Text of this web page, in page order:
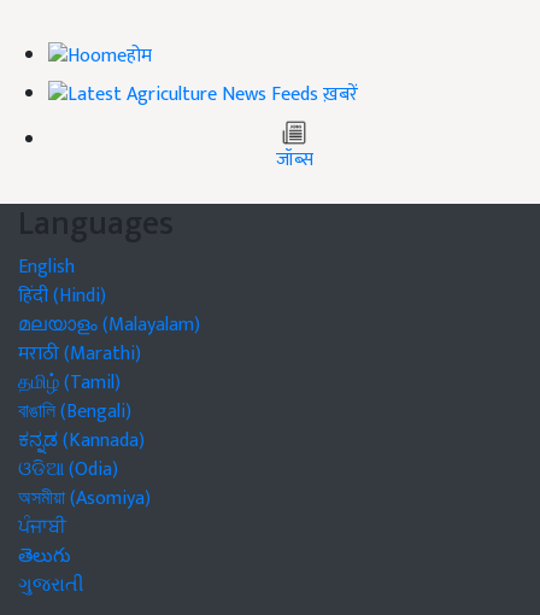
होम
ख़बरें
जॉब्स
Languages
English
हिंदी (Hindi)
മലയാളം (Malayalam)
मराठी (Marathi)
தமிழ் (Tamil)
বাঙালি (Bengali)
ಕನ್ನಡ (Kannada)
ଓଡିଆ (Odia)
অসমীয়া (Asomiya)
ਪੰਜਾਬੀ
తెలుగు
ગુજરાતી